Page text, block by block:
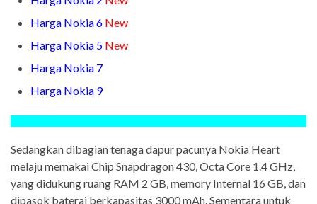
Harga Nokia 6 New
Harga Nokia 5 New
Harga Nokia 7
Harga Nokia 9
Sedangkan dibagian tenaga dapur pacunya Nokia Heart
melaju memakai Chip Snapdragon 430, Octa Core 1.4 GHz,
yang didukung ruang RAM 2 GB, memory Internal 16 GB, dan
dipasok baterai berkapasitas 3000 mAh. Sementara untuk